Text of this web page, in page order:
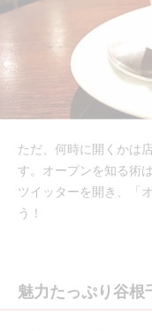
ただ、何時に開くかは
す。オープンを知る術
ツイッターを開き、「
う！
魅力たっぷり谷根